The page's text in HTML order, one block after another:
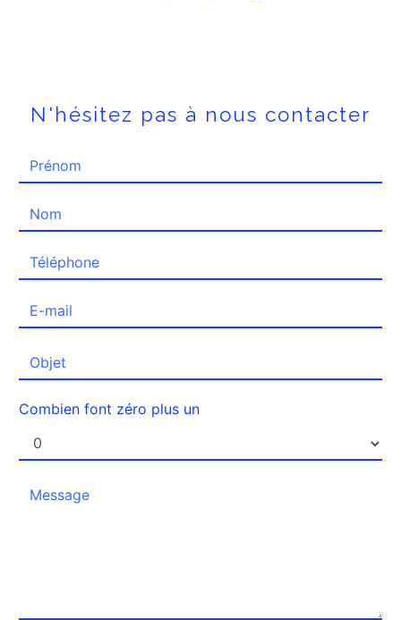
N'hésitez pas à nous contacter
Combien font zéro plus un